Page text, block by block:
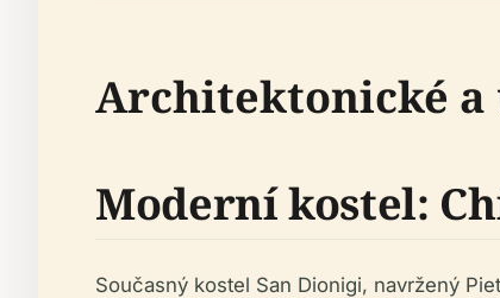
Architektonické a
Moderní kostel:
Současný kostel San Dionigi, navržený